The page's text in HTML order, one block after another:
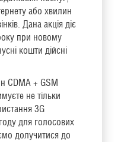
або хвилин
Дана акція діє
при новому
кошти дійсні
CDMA + GSM
не тільки
3G
для голосових
долучитися до